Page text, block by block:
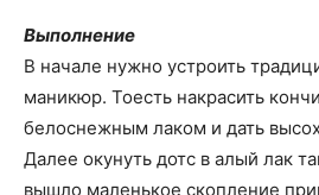
Выполнение
В начале нужно устроить
маникюр. Тоесть накрасить
белоснежным лаком и дать
Далее окунуть дотс в алый лак
вышло маленькое скопление